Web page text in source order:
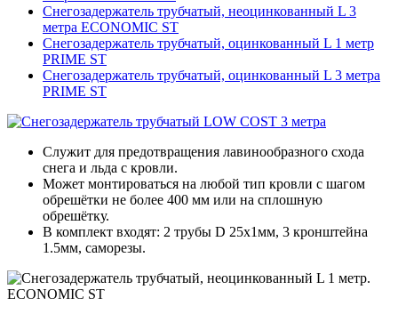
Снегозадержатель трубчатый, неоцинкованный L 3
метра ECONOMIC ST
Снегозадержатель трубчатый, оцинкованный L 1 метр
PRIME ST
Снегозадержатель трубчатый, оцинкованный L 3 метра
PRIME ST
Служит для предотвращения лавинообразного схода
снега и льда с кровли.
Может монтироваться на любой тип кровли с шагом
обрешётки не более 400 мм или на сплошную
обрешётку.
В комплект входят: 2 трубы D 25х1мм, 3 кронштейна
1.5мм, саморезы.